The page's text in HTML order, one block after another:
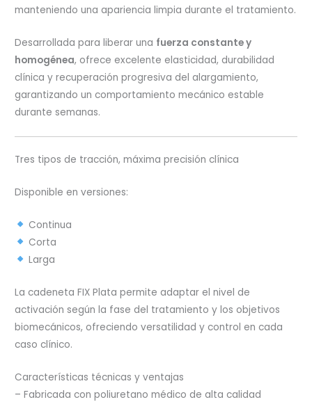
manteniendo una apariencia limpia durante el tratamiento.
Desarrollada para liberar una fuerza constante y
homogénea, ofrece excelente elasticidad, durabilidad
clínica y recuperación progresiva del alargamiento,
garantizando un comportamiento mecánico estable
durante semanas.
Tres tipos de tracción, máxima precisión clínica
Disponible en versiones:
Continua
Corta
Larga
La cadeneta FIX Plata permite adaptar el nivel de
activación según la fase del tratamiento y los objetivos
biomecánicos, ofreciendo versatilidad y control en cada
caso clínico.
Características técnicas y ventajas
– Fabricada con poliuretano médico de alta calidad